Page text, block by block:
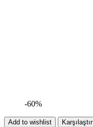
-60%
Add to wishlist Karşılaştır